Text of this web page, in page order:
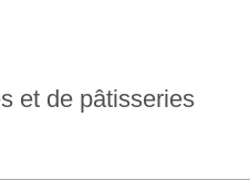
et de pâtisseries